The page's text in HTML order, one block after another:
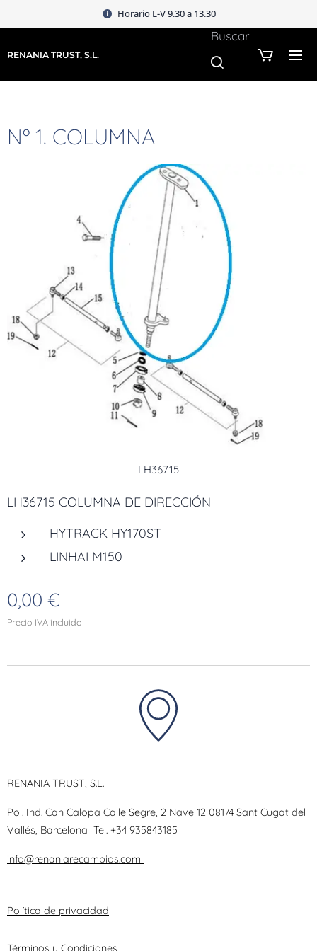
Horario L-V 9.30 a 13.30
RENANIA TRUST, S.L.
Buscar
Nº 1. COLUMNA
LH36715
LH36715 COLUMNA DE DIRECCIÓN
HYTRACK HY170ST
LINHAI M150
0,00 €
Precio IVA incluido
RENANIA TRUST, S.L.
Pol. Ind. Can Calopa Calle Segre, 2 Nave 12 08174 Sant Cugat del
Vallés, Barcelona Tel. +34 935843185
info@renaniarecambios.com
Política de privacidad
Términos y Condiciones